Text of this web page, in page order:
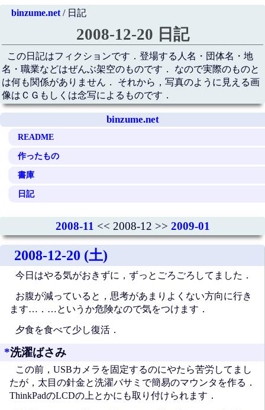
binzume.net/ 日記
2008-12-20 日記
この日記はフィクションです．登場する人名・団体名・地
名・職業などはぜんぶ架空のものです． なので実際のものと
は何も関係がありません． それから，写真のように見える画
像はＣＧもしくは念写によるものです．
binzume.net
README
作ったもの
書庫
日記
2008-11 << 2008-12 >> 2009-01
2008-12-20 (土)
今日はやる気がおきずに，ずっとごろごろしてました．
お腹が減っていると，思考があまりよくない方向に行き
ます…．…というか危険なので気をつけます．
夕食を食べて少し復活．
*洗濯ばさみ
この前，USBカメラを固定するのにやたら苦労してまし
たが，太目の針金と洗濯バサミで簡易のマウンタを作る．
ThinkPadのLCDの上とかにも取り付けられます．